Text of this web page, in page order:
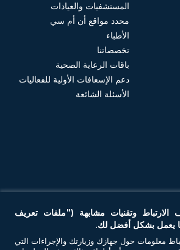
المستشفيات والعيادات
محدد مواقع أن أم سي
الأطباء
تخصصاتنا
باقات الرعاية الصحية
دعم الإسعافات الأولية للفعاليات
الأسئلة الشائعة
الارتباط وتقنيات مشابهة ("ملفات تعريف
يعمل بشكل أفضل لك.
معلومات حول جهازك وزيارتك والإجراءات التي